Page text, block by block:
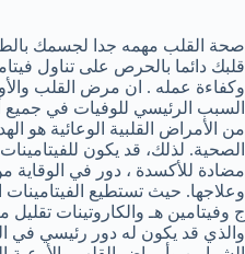
صحة القلب مهمه جدا لجسمك
قلبك دائما بالحرص على تناول
السبب الرئيسي للوفيات في جميع
من الأمراض القلبية الوعائية هو
الصحية. لذلك، قد يكون
مضادة للأكسدة ، دور في الوقاية
وعلاجها. حيث تستطيع الفيتامينات
ج وفيتامين هـ والكاروتينات تقليل
والذي قد يكون له دور رئيسي